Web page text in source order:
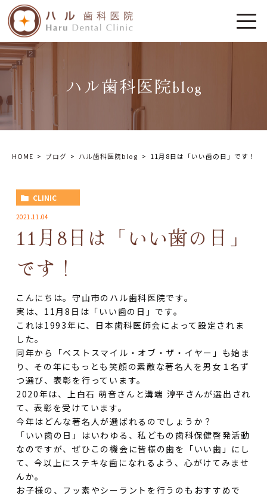
ハル歯科医院blog
HOME ブログ ハル歯科医院blog 11月8日は「いい歯の日」です！
CLINIC
2021.11.04
11月8日は「いい歯の日」
です！
こんにちは。守山市のハル歯科医院です。
実は、11月8日は「いい歯の日」です。
これは1993年に、日本歯科医師会によって設定されま
した。
同年から「ベストスマイル・オブ・ザ・イヤー」も始ま
り、その年にもっとも笑顔の素敵な著名人を男女１名ず
つ選び、表彰を行っています。
2020年は、上白石 萌音さんと溝端 淳平さんが選出され
て、表彰を受けています。
今年はどんな著名人が選ばれるのでしょうか？
「いい歯の日」はいわゆる、私どもの歯科保健啓発活動
なのですが、ぜひこの機会に皆様の歯を「いい歯」にし
て、今以上にステキな歯になれるよう、心がけてみませ
んか。
お子様の、フッ素やシーラントを行うのもおすすめで